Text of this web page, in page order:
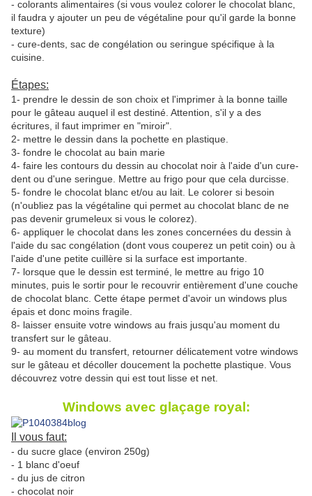
- colorants alimentaires (si vous voulez colorer le chocolat blanc,
il faudra y ajouter un peu de végétaline pour qu'il garde la bonne
texture)
- cure-dents, sac de congélation ou seringue spécifique à la
cuisine.
Étapes:
1- prendre le dessin de son choix et l'imprimer à la bonne taille
pour le gâteau auquel il est destiné. Attention, s'il y a des
écritures, il faut imprimer en "miroir".
2- mettre le dessin dans la pochette en plastique.
3- fondre le chocolat au bain marie
4- faire les contours du dessin au chocolat noir à l'aide d'un cure-
dent ou d'une seringue. Mettre au frigo pour que cela durcisse.
5- fondre le chocolat blanc et/ou au lait. Le colorer si besoin
(n'oubliez pas la végétaline qui permet au chocolat blanc de ne
pas devenir grumeleux si vous le colorez).
6- appliquer le chocolat dans les zones concernées du dessin à
l'aide du sac congélation (dont vous couperez un petit coin) ou à
l'aide d'une petite cuillère si la surface est importante.
7- lorsque que le dessin est terminé, le mettre au frigo 10
minutes, puis le sortir pour le recouvrir entièrement d'une couche
de chocolat blanc. Cette étape permet d'avoir un windows plus
épais et donc moins fragile.
8- laisser ensuite votre windows au frais jusqu'au moment du
transfert sur le gâteau.
9- au moment du transfert, retourner délicatement votre windows
sur le gâteau et décoller doucement la pochette plastique. Vous
découvrez votre dessin qui est tout lisse et net.
Windows avec glaçage royal:
Il vous faut:
- du sucre glace (environ 250g)
- 1 blanc d'oeuf
- du jus de citron
- chocolat noir